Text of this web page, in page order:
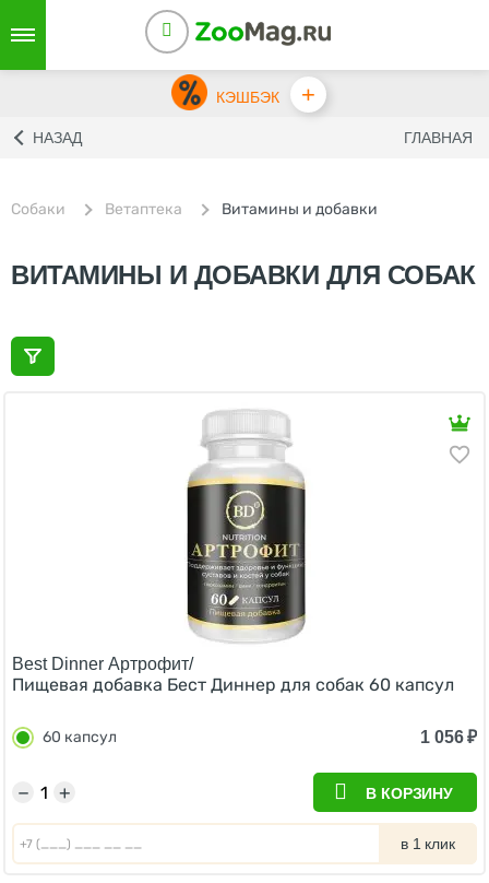
КЭШБЭК +
НАЗАД ГЛАВНАЯ
Собаки Ветаптека Витамины и добавки
ВИТАМИНЫ И ДОБАВКИ ДЛЯ СОБАК
Best Dinner Артрофит/
Пищевая добавка Бест Диннер для собак 60 капсул
60 капсул 1 056₽
+
− В КОРЗИНУ
в 1 клик